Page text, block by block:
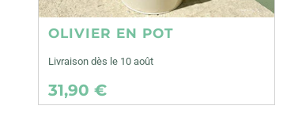
OLIVIER EN POT
Livraison dès le 10 août
31,90 €